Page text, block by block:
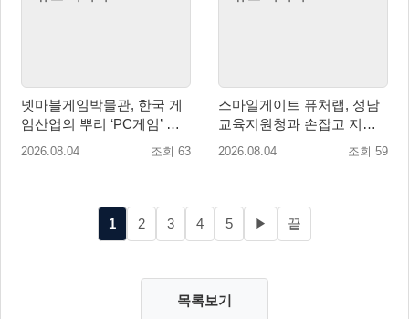
넷마블게임박물관, 한국 게
임산업의 뿌리 ‘PC게임’ 상
설전시로 재조명
2026.08.04 조회 63
스마일게이트 퓨처랩, 성남
교육지원청과 손잡고 지역
협력 학생교육 프로그램 개
2026.08.04 조회 59
1 2 3 4 5 ▶ 끝
목록보기